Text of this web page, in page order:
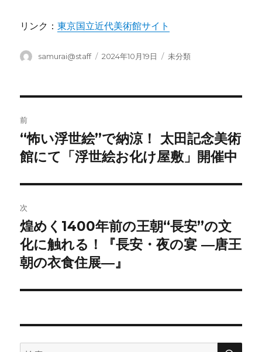
リンク：東京国立近代美術館サイト
投
samurai@staff
投
2024年10月19日
カ
未分類
稿
ナ
ビ
ゲ
ー
シ
前
前
の
稿:
“怖い浮世絵”で納涼！ 太田記念美術
館にて「浮世絵お化け屋敷」開催中
次
次
の
投
煌めく1400年前の王朝“長安”の文
化に触れる！『長安・夜の宴 ―唐王
朝の衣食住展―』
検